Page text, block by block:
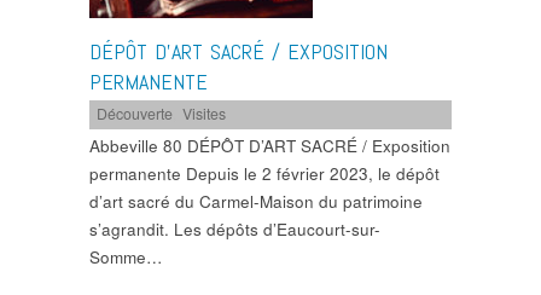
DÉPÔT D’ART SACRÉ / EXPOSITION
PERMANENTE
Découverte ,Visites
Abbeville 80 DÉPÔT D’ART SACRÉ / Exposition
permanente Depuis le 2 février 2023, le dépôt
d’art sacré du Carmel-Maison du patrimoine
s’agrandit. Les dépôts d’Eaucourt-sur-
Somme…